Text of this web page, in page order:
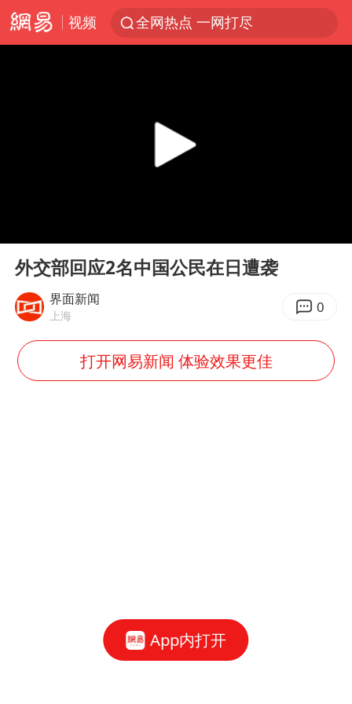
视频 全网热点 一网打尽
Play
外交部回应2名中国公民在日遭袭
界面新闻
上海 0
打开网易新闻 体验效果更佳
App内打开